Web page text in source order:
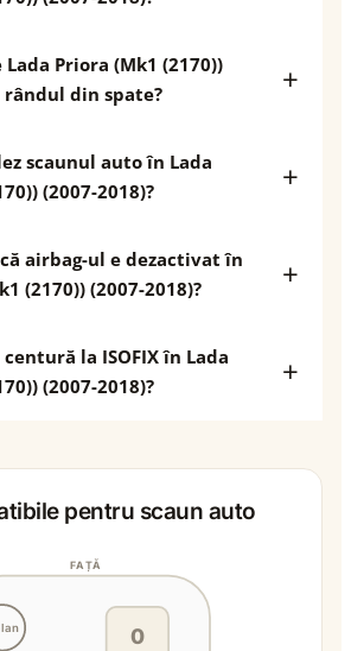
Priora (Mk1 (2170))
rândul din spate?
scaunul auto în Lada
(2007-2018)?
airbag-ul e dezactivat în
(2170)) (2007-2018)?
la ISOFIX în Lada
(2007-2018)?
pentru scaun auto
FAȚĂ
0